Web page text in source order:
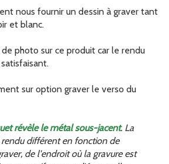
nous fournir un dessin à graver tant
et blanc.
photo sur ce produit car le rendu
sur option graver le verso du
révèle le métal sous-jacent. La
différent en fonction de
de l'endroit où la gravure est